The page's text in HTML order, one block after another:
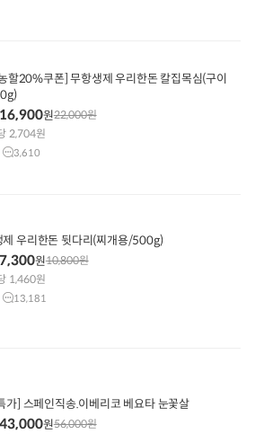
원22,000원
2,704원
3,610
제 우리한돈 뒷다리(찌개용/500g)
원10,800원
1,460원
13,181
가] 스페인직송.이베리코 베요타 눈꽃살
원56,000원